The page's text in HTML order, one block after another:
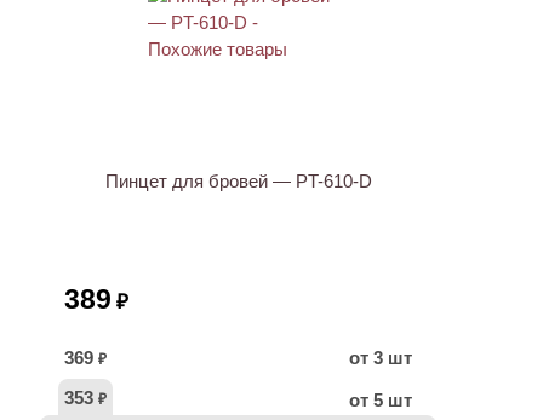
Пинцет для бровей — PT-610-D
389 ₽
369 ₽
от 3 шт
353 ₽ от 5 шт